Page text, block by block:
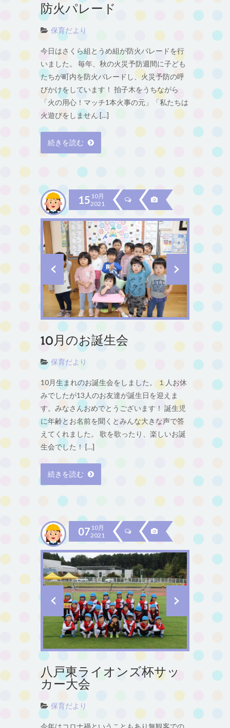
防火パレード
保育だより
今日はさくら組とうめ組が防火パレードを行
いました。 毎年、秋の火災予防週間に子ども
たちが町内を防火パレードし、火災予防の呼
びかけをしています！ 拍子木をうちながら
「火の用心！マッチ1本火事の元」「私たちは
火遊びをしません […]
続きを読む
15 10月
2021
10月のお誕生会
保育だより
10月生まれのお誕生会をしました。 １人お休
みでしたが13人のお友達が誕生日を迎えま
す。みなさんおめでとうございます！ 誕生児
に年齢とお名前を聞くとみんな大きな声で答
えてくれました。 歌を歌ったり、楽しいお誕
生会でした！ […]
続きを読む
07 10月
2021
八戸東ライオンズ杯サッ
カー大会
保育だより
今年はコロナ禍ということもあり無観客での